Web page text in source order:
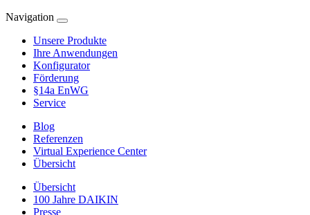
Navigation
Unsere Produkte
Ihre Anwendungen
Konfigurator
Förderung
§14a EnWG
Service
Blog
Referenzen
Virtual Experience Center
Übersicht
Übersicht
100 Jahre DAIKIN
Presse